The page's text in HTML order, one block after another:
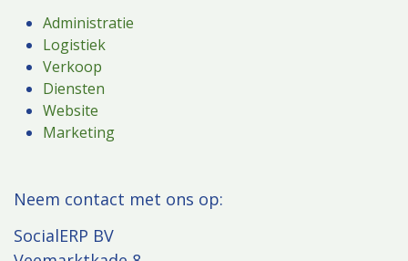
Administratie
Logistiek
Verkoop
Diensten
Website
Marketing
​Neem contact met ons op:
SocialERP BV